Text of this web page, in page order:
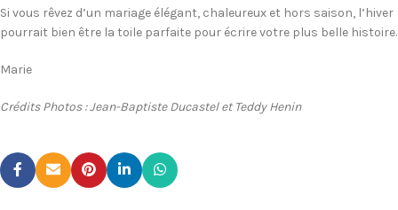
Si vous rêvez d’un mariage élégant, chaleureux et hors saison, l’hiver
pourrait bien être la toile parfaite pour écrire votre plus belle histoire.
Marie
Crédits Photos : Jean-Baptiste Ducastel et Teddy Henin